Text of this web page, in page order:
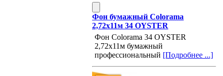
Фон бумажный Colorama
2,72х11м 34 OYSTER
Фон Colorama 34 OYSTER
2,72х11м бумажный
профессиональный [Подробнее ...]